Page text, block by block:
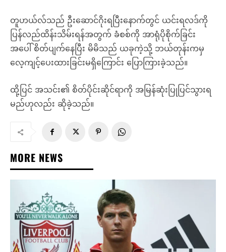
တူဟယ်လ်သည် ဦးဆောင်ဂိုးရပြီးနောက်တွင် ယင်းရလဒ်ကို
ပြန်လည်ထိန်းသိမ်းရန်အတွက် ခံစစ်ကို အာရုံပိုစိုက်ခြင်း
အပေါ် စိတ်ပျက်နေပြီး မိမိသည် ယခုကဲ့သို့ ဘယ်တုန်းကမှ
လေ့ကျင့်ပေးထားခြင်းမရှိကြောင်း ပြောကြားခဲ့သည်။
ထို့ပြင် အသင်း၏ စိတ်ပိုင်းဆိုင်ရာကို အမြန်ဆုံးပြုပြင်သွားရ
မည်ဟုလည်း ဆိုခဲ့သည်။
MORE NEWS